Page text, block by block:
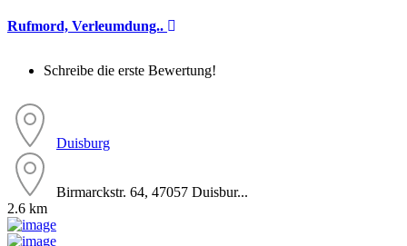
Rufmord, Verleumdung..
Schreibe die erste Bewertung!
Duisburg
Birmarckstr. 64, 47057 Duisbur...
2.6 km